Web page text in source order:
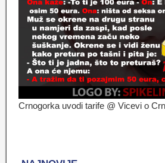
Crnogorka uvodi tarife @ Vicevi o